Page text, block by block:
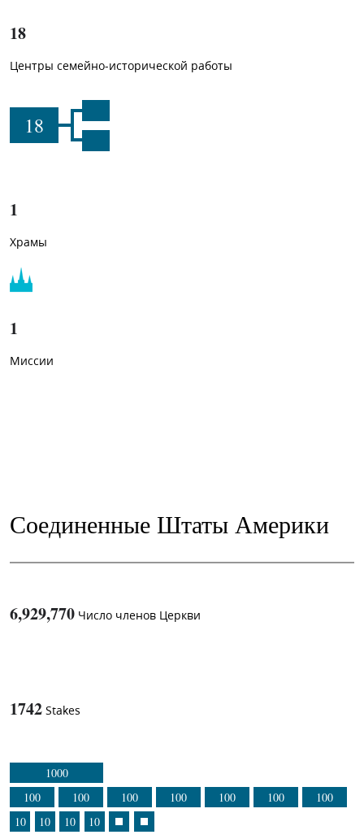
18
Центры семейно-исторической работы
18
1
Храмы
1
Миссии
Соединенные Штаты Америки
6,929,770 Число членов Церкви
1742 Stakes
1000
100
100 100 100 100 100
100
10
10 10 10